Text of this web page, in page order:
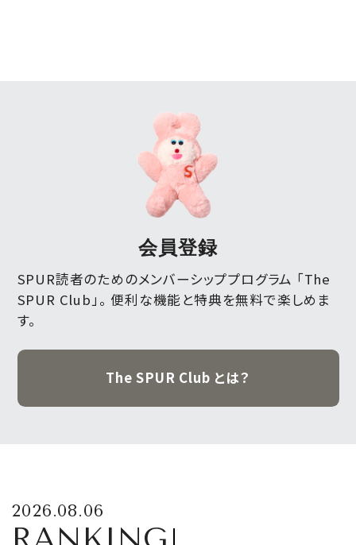
会員登録
SPUR読者のためのメンバーシッププログラム 「The
SPUR Club」。 便利な機能と特典を無料で楽しめま
す。
The SPUR Club とは？
2026.08.06